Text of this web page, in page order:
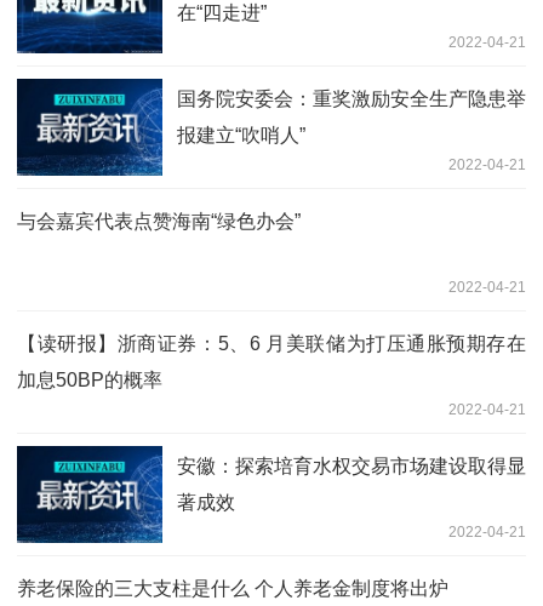
在“四走进”
2022-04-21
国务院安委会：重奖激励安全生产隐患举
报建立“吹哨人”
2022-04-21
与会嘉宾代表点赞海南“绿色办会”
2022-04-21
【读研报】浙商证券：5、6 月美联储为打压通胀预期存在
加息50BP的概率
2022-04-21
安徽：探索培育水权交易市场建设取得显
著成效
2022-04-21
养老保险的三大支柱是什么 个人养老金制度将出炉